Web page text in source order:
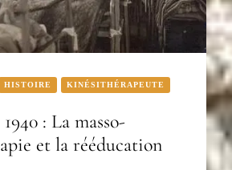
HISTOIRE KINÉSITHÉRAPEUTE
: La masso-
et la rééducation